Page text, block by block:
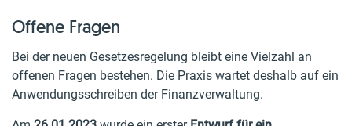
Offene Fragen
Bei der neuen Gesetzesregelung bleibt eine Vielzahl an
offenen Fragen bestehen. Die Praxis wartet deshalb auf ein
Anwendungsschreiben der Finanzverwaltung.